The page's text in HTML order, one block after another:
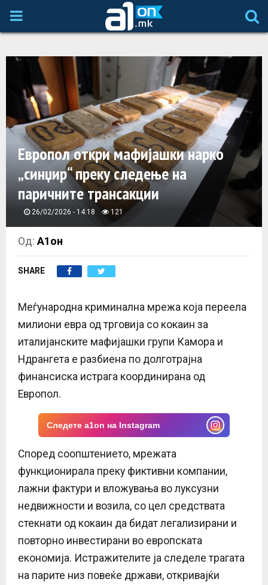
P
M
A
R
M
E
N
U
Европол откри мафијашки нарко
„синџир“ преку следење на
паричните трансакции
26/02/2026 - 14:18 121
Од:А1он
SHARE
Меѓународна криминална мрежа која переела
милиони евра од трговија со кокаин за
италијанските мафијашки групи Камора и
Ндрангета е разбиена по долготрајна
финансиска истрага координирана од
Европол.
Следете a1on на Instagram
Според соопштението, мрежата
функционирала преку фиктивни компании,
лажни фактури и вложувања во луксузни
недвижности и возила, со цел средствата
стекнати од кокаин да бидат легализирани и
повторно инвестирани во европската
економија. Истражителите ја следеле трагата
на парите низ повеќе држави, откривајќи